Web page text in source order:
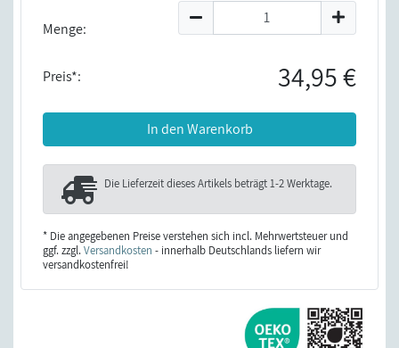
Menge:
Preis*: 34,95 €
In den Warenkorb
Die Lieferzeit dieses Artikels beträgt1-2 Werktage.
* Die angegebenen Preise verstehen sich incl. Mehrwertsteuer und
ggf. zzgl.Versandkosten - innerhalb Deutschlands liefern wir
versandkostenfrei!